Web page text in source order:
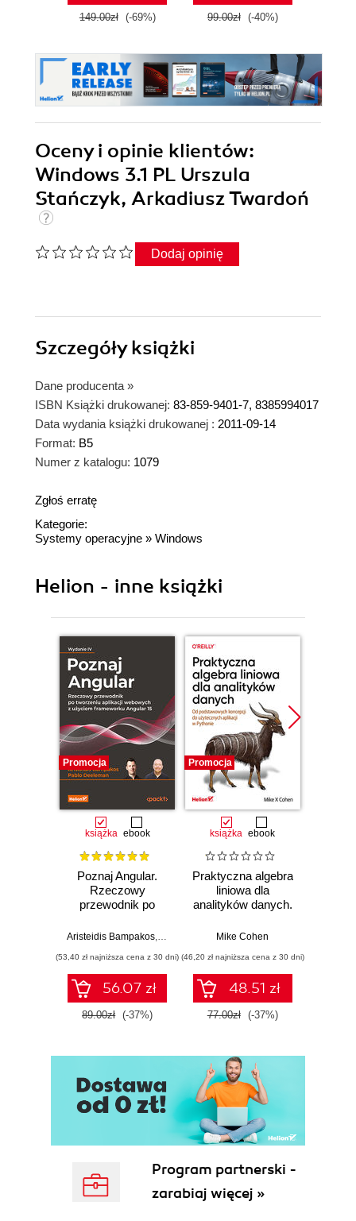
149.00zł (-69%) 99.00zł (-40%)
Oceny i opinie klientów:
Windows 3.1 PL Urszula
Stańczyk, Arkadiusz Twardoń
Dodaj opinię
Szczegółyksiążki
Dane producenta »
ISBN Książki drukowanej: 83-859-9401-7, 8385994017
Data wydania książki drukowanej : 2011-09-14
Format: B5
Numer z katalogu: 1079
Zgłoś erratę
Kategorie:
Systemy operacyjne » Windows
Helion - inne książki
Promocja
książka ebook
Poznaj Angular.
Rzeczowy
przewodnik po
webowych z
frameworku
Angular 15.
Wydanie IV
Aristeidis Bampakos Pablo Deeleman
(53,40 zł najniższa cena z 30 dni)
56.07 zł
89.00zł (-37%)
Promocja
książka ebook
Praktyczna algebra
liniowa dla
analityków danych.
koncepcji do
aplikacji w
Pythonie
Mike Cohen
(46,20 zł najniższa cena z 30 dni)
48.51 zł
77.00zł (-37%)
Program partnerski -
zarabiaj więcej »